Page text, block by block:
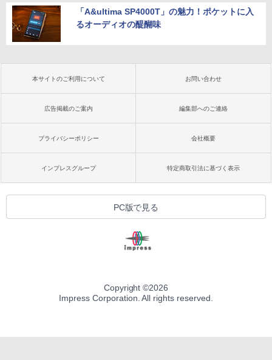
「A&ultima SP4000T」の魅力！ポケットに入
るオーディオの醍醐味
本サイトのご利用について お問い合わせ
広告掲載のご案内 編集部へのご連絡
プライバシーポリシー 会社概要
インプレスグループ 特定商取引法に基づく表示
PC版で見る
Copyright ©2026
Impress Corporation. All rights reserved.